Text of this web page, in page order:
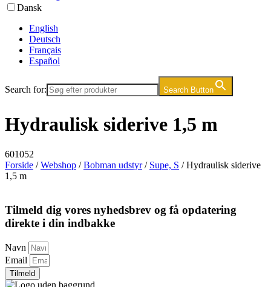
Dansk
English
Deutsch
Français
Español
Search for: Search Button
Hydraulisk siderive 1,5 m
601052
Forside /Webshop /Bobman udstyr/ Supe, S / Hydraulisk siderive
1,5 m
Tilmeld dig vores nyhedsbrev og få opdatering
direkte i din indbakke
Navn
Email
Tilmeld